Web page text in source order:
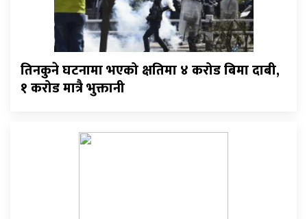
तिनकुने घटनामा भएको क्षतिमा ४ करोड बिमा दाबी,
१ करोड मात्रै भुक्तानी